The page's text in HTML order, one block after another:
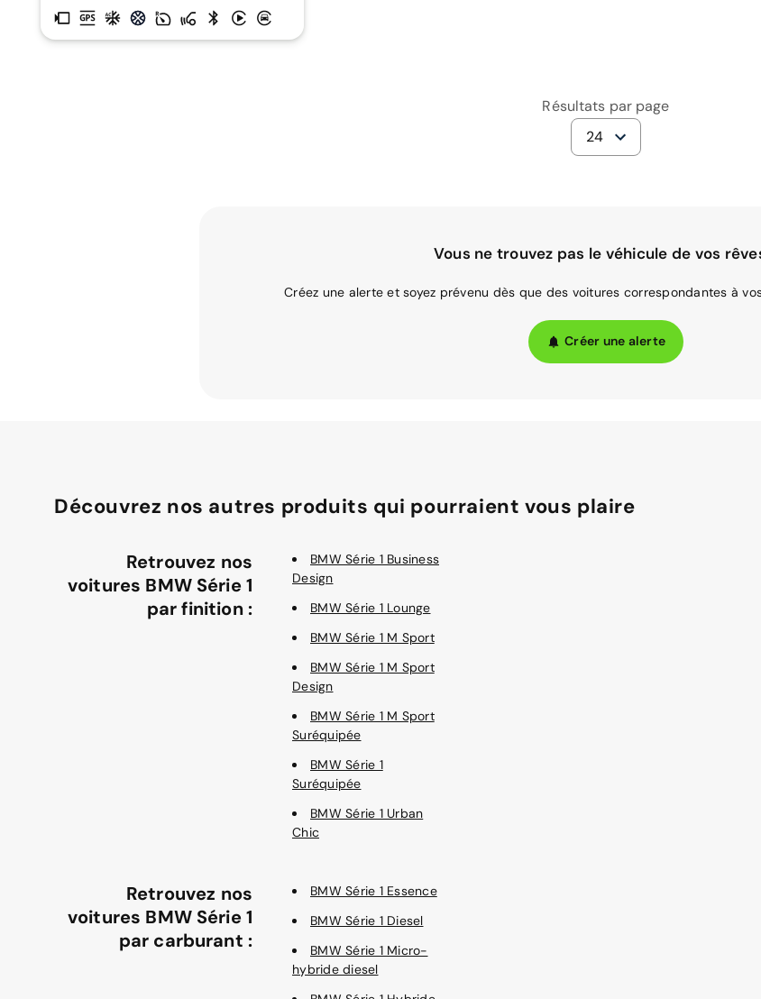
Résultats par page
24
Vous ne trouvez pas le véhicule de vos
Créez une alerte et soyez prévenu dès que des voitures correspondantes à
Créer une alerte
Découvrez nos autres produits qui pourraient vous plaire
Retrouvez nos
voitures BMW Série 1
par finition :
BMW Série 1 Business
Design
BMW Série 1 Lounge
BMW Série 1 M Sport
BMW Série 1 M Sport
Design
BMW Série 1 M Sport
Suréquipée
BMW Série 1
Suréquipée
BMW Série 1 Urban
Chic
Retrouvez nos
voitures BMW Série 1
par carburant :
BMW Série 1 Essence
BMW Série 1 Diesel
BMW Série 1 Micro-
hybride diesel